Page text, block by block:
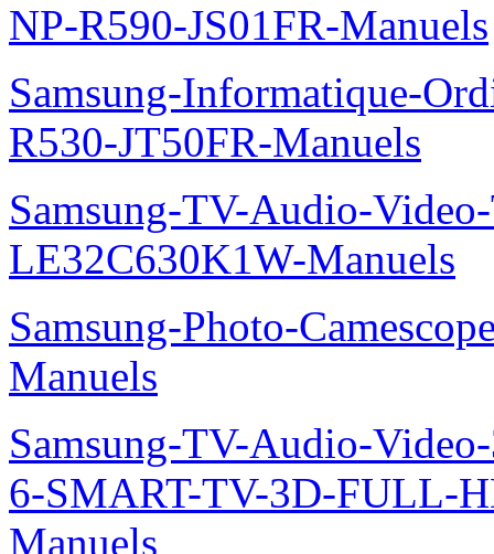
NP-R590-JS01FR-Manuels
Samsung-Informatique-
R530-JT50FR-Manuels
Samsung-TV-Audio-
LE32C630K1W-Manuels
Samsung-Photo-
Manuels
Samsung-TV-Audio-
6-SMART-TV-3D-FULL-
Manuels